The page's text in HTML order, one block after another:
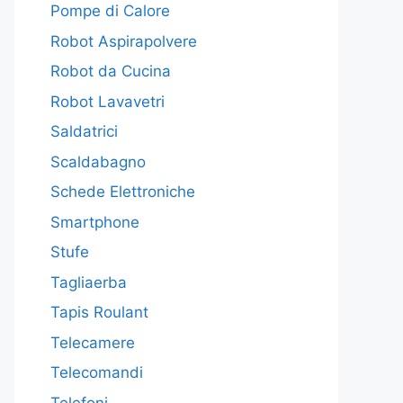
Pompe di Calore
Robot Aspirapolvere
Robot da Cucina
Robot Lavavetri
Saldatrici
Scaldabagno
Schede Elettroniche
Smartphone
Stufe
Tagliaerba
Tapis Roulant
Telecamere
Telecomandi